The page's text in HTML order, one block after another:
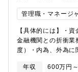
管理職・マネージ
【具体的には】・
金融機関との折衝
度）・内為、外為に
（全社管理・分析
年収 600万円